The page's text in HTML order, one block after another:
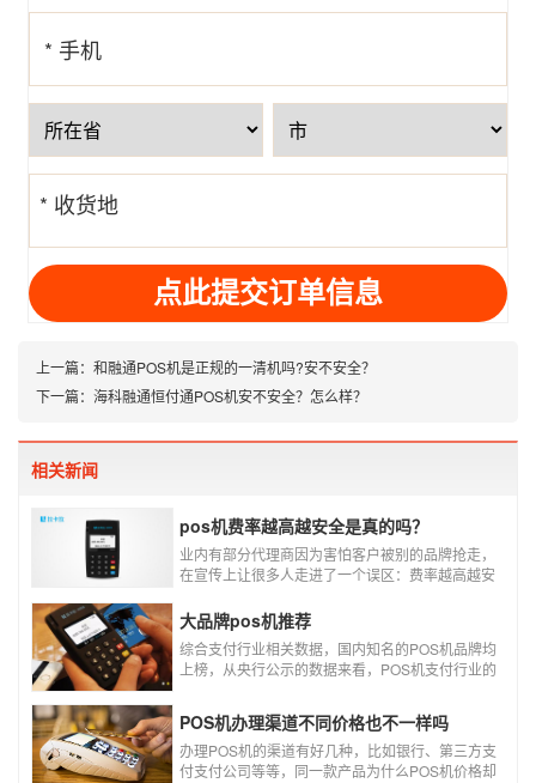
* 手机
号
* 收货地
址
上一篇： 和融通POS机是正规的一清机吗?安不安全？
下一篇： 海科融通恒付通POS机安不安全？怎么样？
相关新闻
pos机费率越高越安全是真的吗？
业内有部分代理商因为害怕客户被别的品牌抢走，
在宣传上让很多人走进了一个误区：费率越高越安
真的是这样吗?
大品牌pos机推荐
综合支付行业相关数据，国内知名的POS机品牌均
上榜，从央行公示的数据来看，POS机支付行业的
中，瑞银信与随行付增长率居于较快的水平，如今
POS机品牌各种各样，每年支付公司都会上几个新
品牌，所以我们在选择POS机的时候，一定认证正
规一清机。
POS机办理渠道不同价格也不一样吗
办理POS机的渠道有好几种，比如银行、第三方支
付支付公司等等，同一款产品为什么POS机价格却